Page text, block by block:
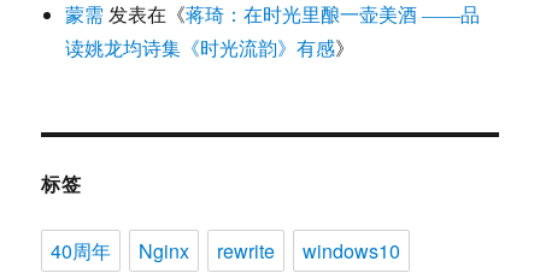
蒙需 发表在《蒋琦：在时光里酿一壶美酒 ——品
读姚龙均诗集《时光流韵》有感》
标签
40周年 Nginx rewrite
windows10